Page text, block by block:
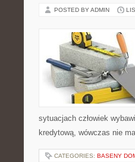
POSTED BY ADMIN
sytuacjach człowiek
kredytową, wówczas nie
CATEGORIES: BASENY